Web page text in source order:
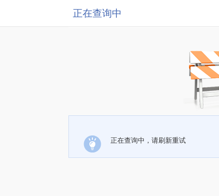
正在查询中
正在查询中，请刷新重试